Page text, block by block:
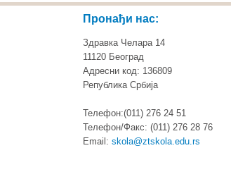
Пронађи нас:
Здравка Челара 14
11120 Београд
Адресни код: 136809
Република Србија
Телефон:(011) 276 24 51
Телефон/Факс: (011) 276 28 76
Email:skola@ztskola.edu.rs